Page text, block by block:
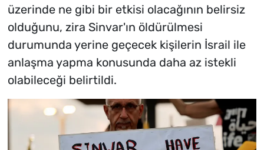
üzerinde ne gibi bir etkisi olacağının belirsiz
olduğunu, zira Sinvar'ın öldürülmesi
durumunda yerine geçecek kişilerin İsrail ile
anlaşma yapma konusunda daha az istekli
olabileceği belirtildi.